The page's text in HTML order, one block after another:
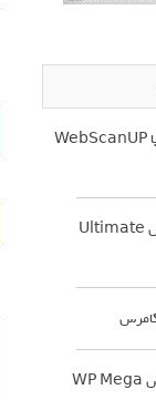
اسکریپت آنالیز Seo وب سایت با WebScanUP
افزونه فرم ساز پیشرفته وردپرس Ultimate
افزونه مگامنو واکنش گرا وردپرس WP Mega